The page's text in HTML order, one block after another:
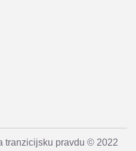
tranzicijsku pravdu © 2022